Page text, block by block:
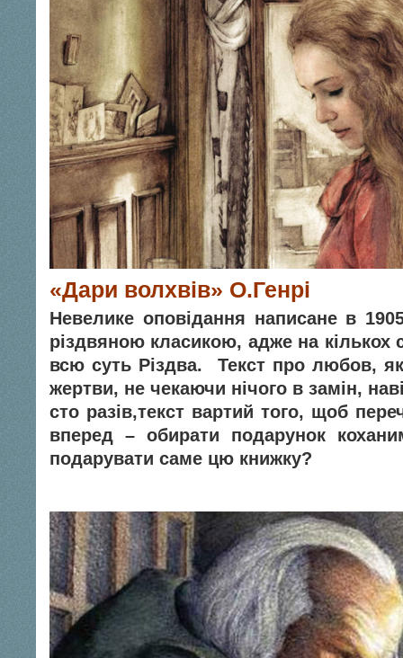
«Дари волхвів» О.Генрі
Невелике оповідання написане в
різдвяною класикою, адже на кількох
всю суть Різдва. Текст про любов,
жертви, не чекаючи нічого в замін,
сто разів,текст вартий того, щоб
вперед – обирати подарунок
подарувати саме цю книжку?